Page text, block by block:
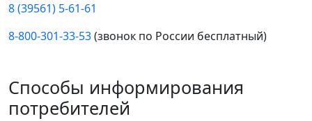
8 (39561) 5-61-61
8-800-301-33-53(звонок по России бесплатный)
Способы информирования
потребителей